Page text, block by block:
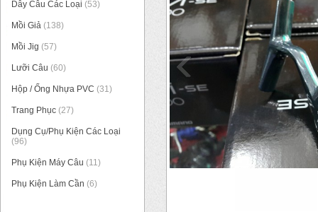
Dây Câu Các Loại (53)
Mồi Giả (138)
Mồi Jig (57)
Lưỡi Câu (60)
Hộp / Ống Nhựa PVC (31)
Trang Phục (27)
Dụng Cụ/Phụ Kiện Các Loại
(96)
Phụ Kiện Máy Câu (11)
Phụ Kiện Làm Cần (6)